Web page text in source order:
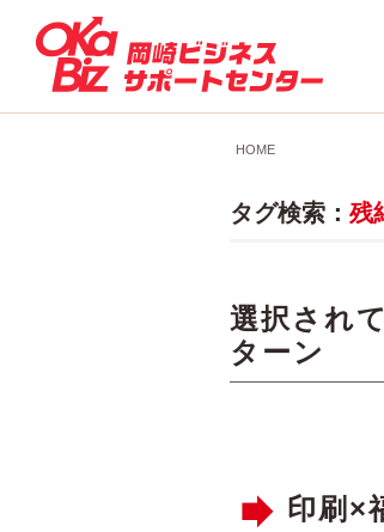
HOME
タグ検索： 残
選択され
ターン
印刷×